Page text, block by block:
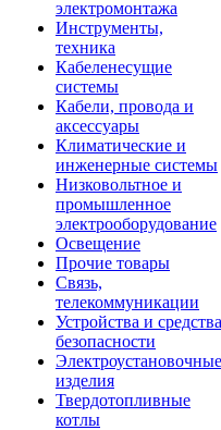
электромонтажа
Инструменты,
техника
Кабеленесущие
системы
Кабели, провода и
аксессуары
Климатические и
инженерные системы
Низковольтное и
промышленное
электрооборудование
Освещение
Прочие товары
Связь,
телекоммуникации
Устройства и средства
безопасности
Электроустановочные
изделия
Твердотопливные
котлы